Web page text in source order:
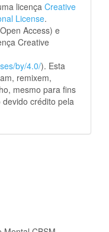
licençaCreative
License.
Access) e
Creative
by/4.0/). Esta
remixem,
mesmo para fins
crédito pela